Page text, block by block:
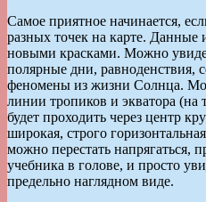
Самое приятное начинается,
разных точек на карте. Данные
новыми красками. Можно
полярные дни, равноденствия,
феномены из жизни Солнца.
линии тропиков и экватора
будет проходить через центр
широкая, строго
можно перестать напрягаться,
учебника в голове, и просто
предельно наглядном виде.